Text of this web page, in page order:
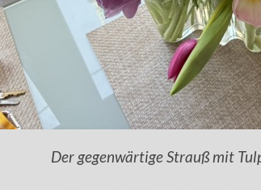
Der gegenwärtige Strauß mit